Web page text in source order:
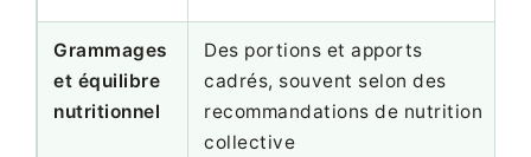
Grammages
et équilibre
nutritionnel
Des portions et apports
cadrés, souvent selon des
recommandations de nutrition
collective